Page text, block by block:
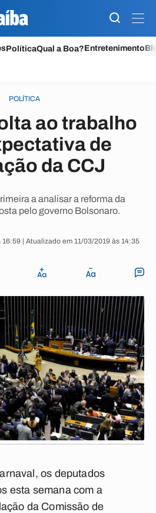
PolíticaQual a Boa?Entretenimento
POLÍTICA
ao trabalho
de
da CCJ
a analisar a reforma da
pelo governo Bolsonaro.
| Atualizado em 11/03/2019 às 14:35
os deputados
esta semana com a
da Comissão de